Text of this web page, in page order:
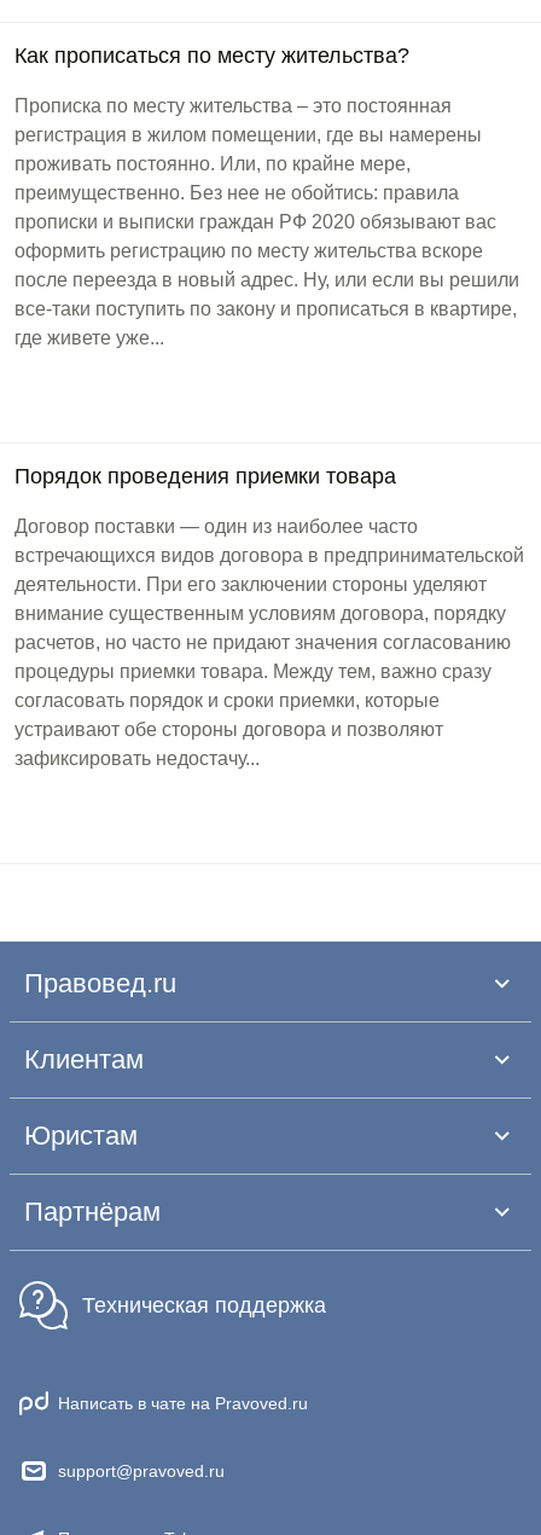
Как прописаться по месту жительства?
Прописка по месту жительства – это постоянная
регистрация в жилом помещении, где вы намерены
проживать постоянно. Или, по крайне мере,
преимущественно. Без нее не обойтись: правила
прописки и выписки граждан РФ 2020 обязывают вас
оформить регистрацию по месту жительства вскоре
после переезда в новый адрес. Ну, или если вы решили
все-таки поступить по закону и прописаться в квартире,
где живете уже...
Порядок проведения приемки товара
Договор поставки — один из наиболее часто
встречающихся видов договора в предпринимательской
деятельности. При его заключении стороны уделяют
внимание существенным условиям договора, порядку
расчетов, но часто не придают значения согласованию
процедуры приемки товара. Между тем, важно сразу
согласовать порядок и сроки приемки, которые
устраивают обе стороны договора и позволяют
зафиксировать недостачу...
Правовед.ru
Клиентам
Юристам
Партнёрам
Техническая поддержка
Написать в чате на Pravoved.ru
support@pravoved.ru